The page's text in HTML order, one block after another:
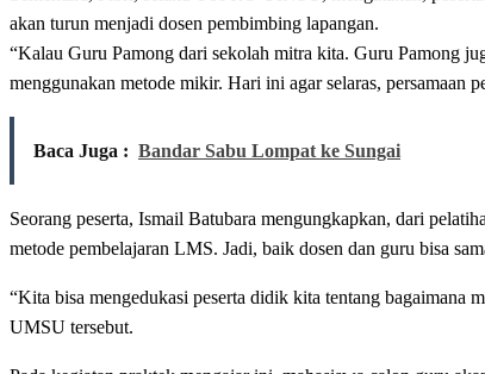
akan turun menjadi dosen pembimbing lapangan.
“Kalau Guru Pamong dari sekolah mitra kita. Guru Pamong
menggunakan metode mikir. Hari ini agar selaras, persamaan
Baca Juga : Bandar Sabu Lompat ke Sungai
Seorang peserta, Ismail Batubara mengungkapkan, dari
metode pembelajaran LMS. Jadi, baik dosen dan guru bisa
“Kita bisa mengedukasi peserta didik kita tentang bagaimana
UMSU tersebut.